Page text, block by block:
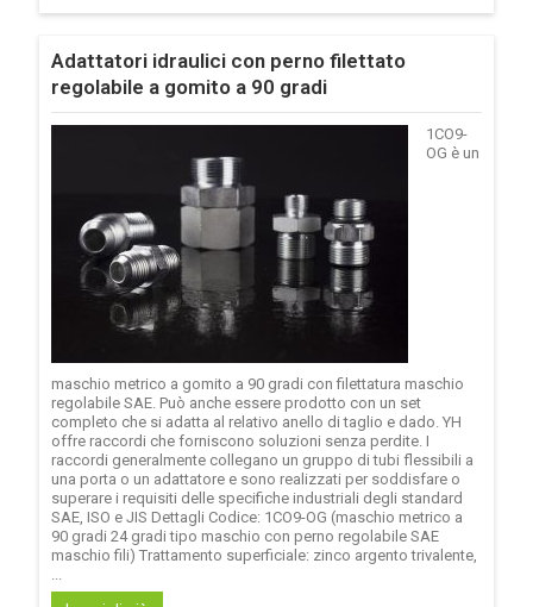
Adattatori idraulici con perno filettato
regolabile a gomito a 90 gradi
1CO9-
OG è un
maschio metrico a gomito a 90 gradi con filettatura maschio
regolabile SAE. Può anche essere prodotto con un set
completo che si adatta al relativo anello di taglio e dado. YH
offre raccordi che forniscono soluzioni senza perdite. I
raccordi generalmente collegano un gruppo di tubi flessibili a
una porta o un adattatore e sono realizzati per soddisfare o
superare i requisiti delle specifiche industriali degli standard
SAE, ISO e JIS Dettagli Codice: 1CO9-OG (maschio metrico a
90 gradi 24 gradi tipo maschio con perno regolabile SAE
maschio fili) Trattamento superficiale: zinco argento trivalente,
...